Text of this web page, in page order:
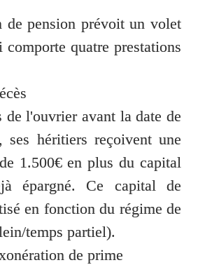
de pension prévoit un volet
quatre prestations
de l'ouvrier avant la date de
ses héritiers reçoivent une
1.500€ en plus du capital
épargné. Ce capital de
en fonction du régime de
temps partiel).
de prime